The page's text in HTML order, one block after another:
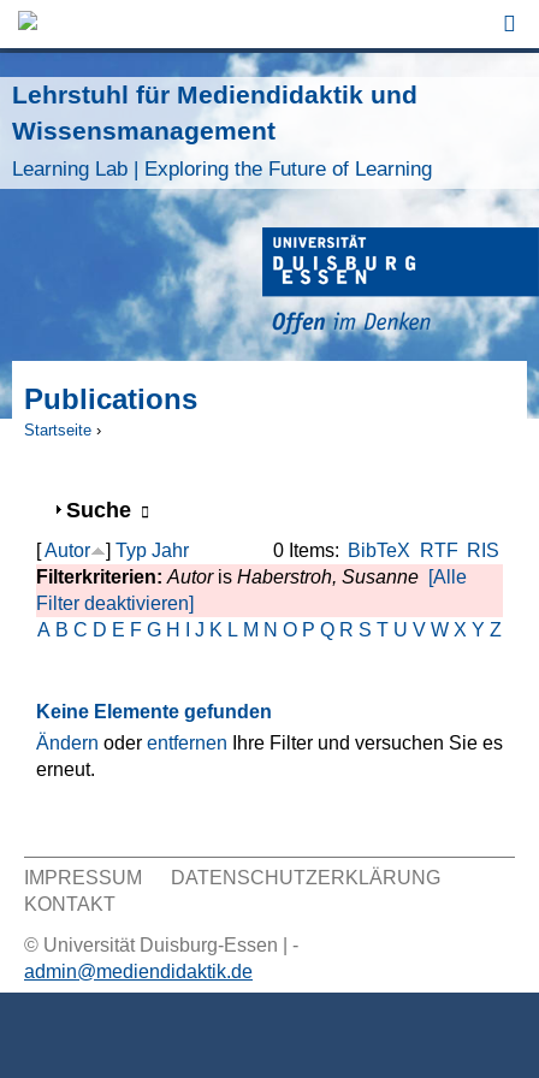
Jump to Navigation
Lehrstuhl für Mediendidaktik und
Wissensmanagement
Learning Lab | Exploring the Future of Learning
Publications
Startseite ›
Anzeigen
Suche
0 Items: BibTeX RTF RIS
[Autor ] Typ Jahr
Filterkriterien: Autoris Haberstroh, Susanne [Alle
Filter deaktivieren]
A B C D E F G H J K L M N O P Q R S T U V W X Y Z
Keine Elemente gefunden
Ändern oder entfernen Ihre Filter und versuchen Sie es
erneut.
Sekundär Menü
IMPRESSUM
DATENSCHUTZERKLÄRUNG
KONTAKT
© Universität Duisburg-Essen | -
admin@mediendidaktik.de